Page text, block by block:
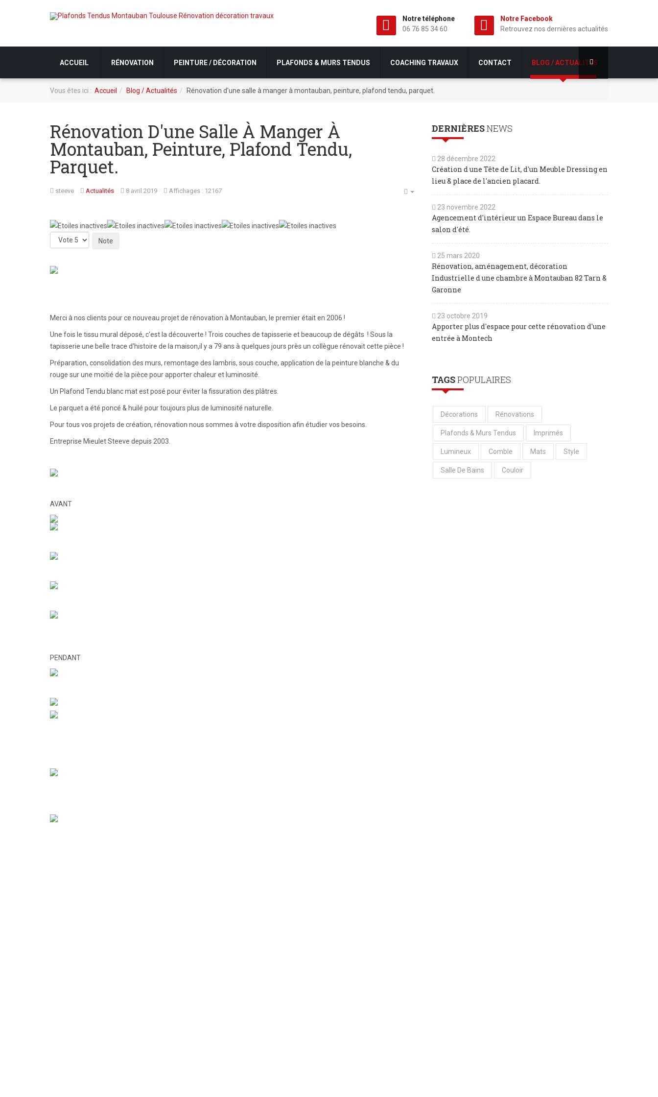
Notre téléphone
06 76 85 34 60
Notre Facebook
Retrouvez nos dernières actualités
ACCUEIL RÉNOVATION PEINTURE / DÉCORATION PLAFONDS & MURS TENDUS COACHING TRAVAUX CONTACT BLOG / ACTUALITÉS
Vous êtes ici : Accueil Blog / Actualités Rénovation d'une salle à manger à montauban, peinture, plafond tendu, parquet.
Rénovation D'une Salle À Manger À
Montauban, Peinture, Plafond Tendu,
Parquet.
steeve Actualités 8 avril 2019 Affichages : 12167
Veuillez
voter
Merci à nos clients pour ce nouveau projet de rénovation à Montauban, le premier était en 2006 !
Une fois le tissu mural déposé, c'est la découverte ! Trois couches de tapisserie et beaucoup de dégâts ! Sous la
tapisserie une belle trace d'histoire de la maison,il y a 79 ans à quelques jours près un collègue rénovait cette pièce !
Préparation, consolidation des murs, remontage des lambris, sous couche, application de la peinture blanche & du
rouge sur une moitié de la pièce pour apporter chaleur et luminosité.
Un Plafond Tendu blanc mat est posé pour éviter la fissuration des plâtres.
Le parquet a été poncé & huilé pour toujours plus de luminosité naturelle.
Pour tous vos projets de création, rénovation nous sommes à votre disposition afin étudier vos besoins.
Entreprise Mieulet Steeve depuis 2003.
AVANT
PENDANT
DERNIÈRESNEWS
28 décembre 2022
Création d une Tête de Lit, d'un Meuble Dressing en
lieu & place de l'ancien placard.
23 novembre 2022
Agencement d'intérieur un Espace Bureau dans le
salon d'été.
25 mars 2020
Rénovation, aménagement, décoration
Industrielle d une chambre à Montauban 82 Tarn &
Garonne
23 octobre 2019
Apporter plus d'espace pour cette rénovation d'une
entrée à Montech
TAGSPOPULAIRES
Décorations Rénovations
Plafonds & Murs Tendus Imprimés
Lumineux Comble Mats Style
Salle De Bains Couloir